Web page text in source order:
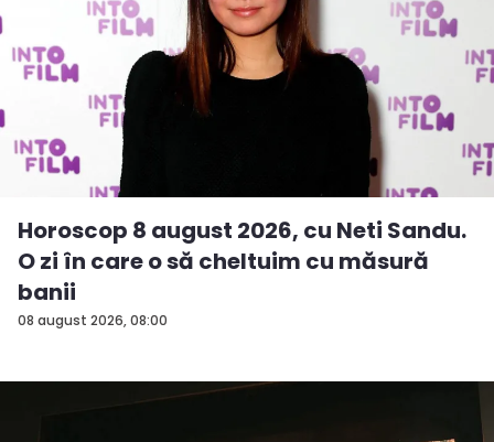
08 august 2026, 08:00
Horoscop 8 august 2026, cu Neti Sandu.
O zi în care o să cheltuim cu măsură
banii